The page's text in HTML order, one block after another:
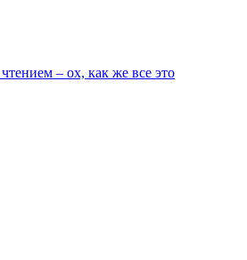
– ох, как же все это